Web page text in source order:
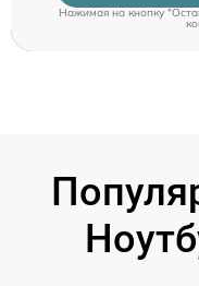
Нажимая на кнопку